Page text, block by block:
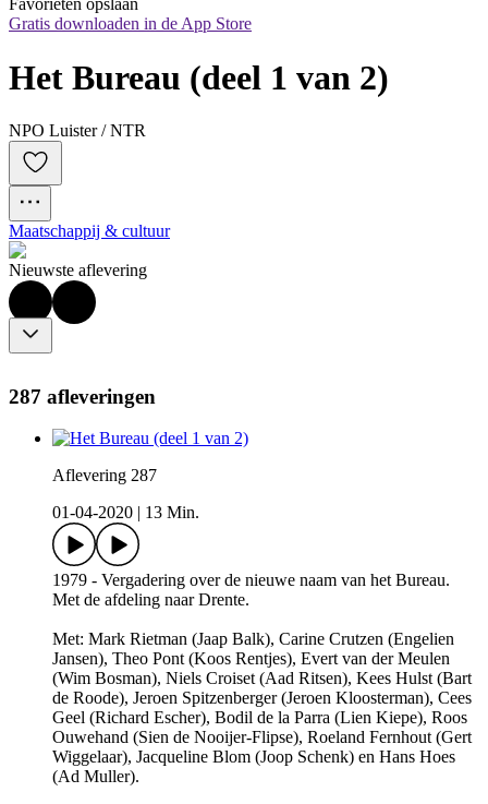
Favorieten opslaan
Gratis downloaden in de App Store
Het Bureau (deel 1 van 2)
NPO Luister / NTR
Maatschappij & cultuur
Nieuwste aflevering
287 afleveringen
Aflevering 287
01-04-2020
13 Min.
1979 - Vergadering over de nieuwe naam van het Bureau.
Met de afdeling naar Drente.
Met: Mark Rietman (Jaap Balk), Carine Crutzen (Engelien
Jansen), Theo Pont (Koos Rentjes), Evert van der Meulen
(Wim Bosman), Niels Croiset (Aad Ritsen), Kees Hulst (Bart
de Roode), Jeroen Spitzenberger (Jeroen Kloosterman), Cees
Geel (Richard Escher), Bodil de la Parra (Lien Kiepe), Roos
Ouwehand (Sien de Nooijer-Flipse), Roeland Fernhout (Gert
Wiggelaar), Jacqueline Blom (Joop Schenk) en Hans Hoes
(Ad Muller).